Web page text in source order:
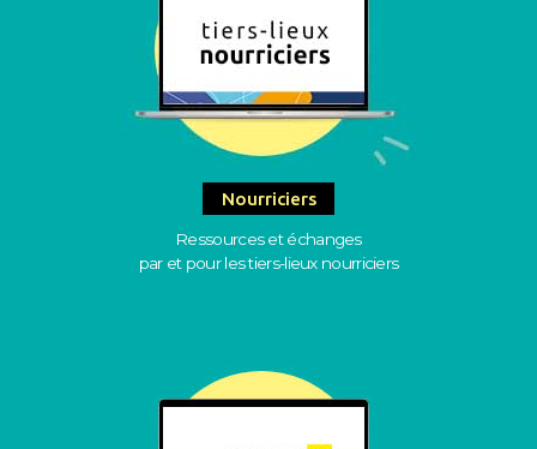
Nourriciers
Ressources et échanges
par et pour les tiers-lieux nourriciers